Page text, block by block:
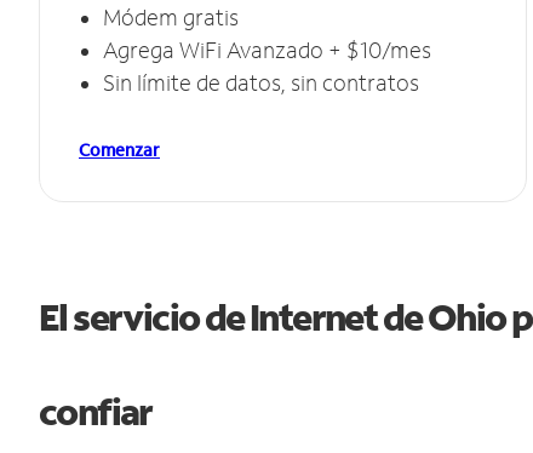
Módem gratis
Agrega WiFi Avanzado + $10/mes
Sin límite de datos, sin contratos
Comenzar
El servicio de Internet de Ohio
confiar